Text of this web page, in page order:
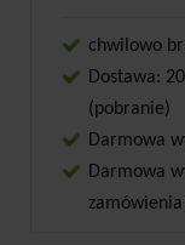
chwilowo
Dostawa:
(pobranie)
Darmowa
Darmowa
zamówienia